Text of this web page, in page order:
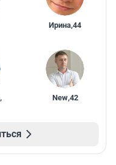
Ирина,44
,
New,42